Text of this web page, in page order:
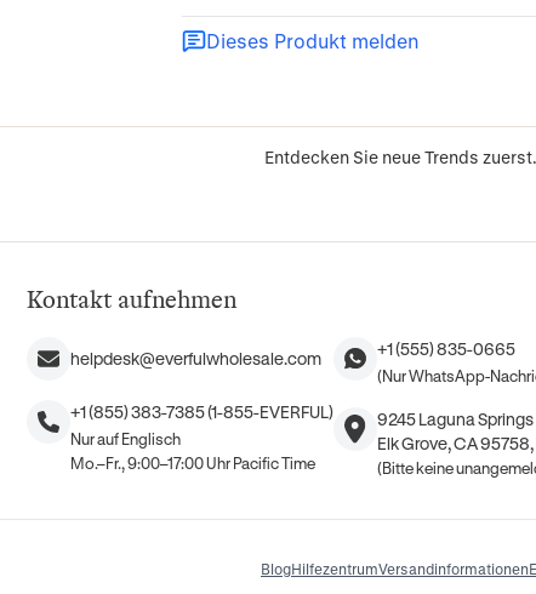
Dieses Produkt melden
Entdecken Sie neue Trends
Kontakt aufnehmen
helpdesk@everfulwholesale.com
+1 (855) 383-7385 (1-855-EVERFUL)
Nur auf Englisch
Mo.–Fr., 9:00–17:00 Uhr Pacific Time
+1 (555) 835-0665
(Nur WhatsApp-
9245 Laguna Springs
Elk Grove, CA
(Bitte keine
BlogHilfezentrumVersandinformationen